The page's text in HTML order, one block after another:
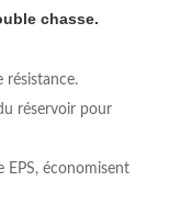
chasse.
résistance.
réservoir pour
EPS, économisent